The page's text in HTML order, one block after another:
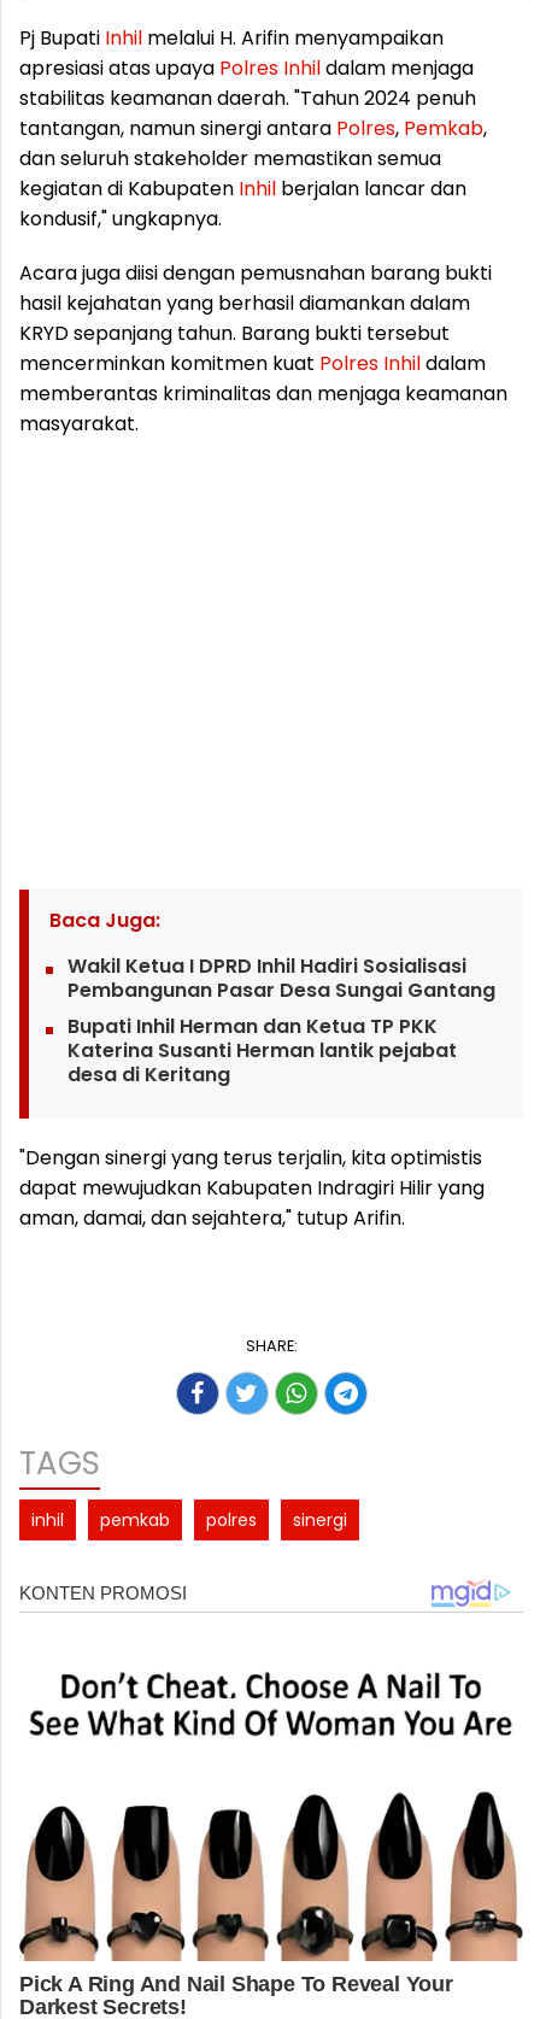
Pj Bupati Inhil melalui H. Arifin menyampaikan
apresiasi atas upaya Polres Inhildalam menjaga
stabilitas keamanan daerah. "Tahun 2024 penuh
tantangan, namun sinergi antara Polres, Pemkab,
dan seluruh stakeholder memastikan semua
kegiatan di Kabupaten Inhil berjalan lancar dan
kondusif," ungkapnya.
Acara juga diisi dengan pemusnahan barang bukti
hasil kejahatan yang berhasil diamankan dalam
KRYD sepanjang tahun. Barang bukti tersebut
mencerminkan komitmen kuat Polres Inhildalam
memberantas kriminalitas dan menjaga keamanan
masyarakat.
Baca Juga:
Wakil Ketua I DPRD Inhil Hadiri Sosialisasi
Pembangunan Pasar Desa Sungai Gantang
Bupati Inhil Herman dan Ketua TP PKK
Katerina Susanti Herman lantik pejabat
desa di Keritang
"Dengan sinergi yang terus terjalin, kita optimistis
dapat mewujudkan Kabupaten Indragiri Hilir yang
aman, damai, dan sejahtera," tutup Arifin.
SHARE:
TAGS
inhil pemkab polres sinergi